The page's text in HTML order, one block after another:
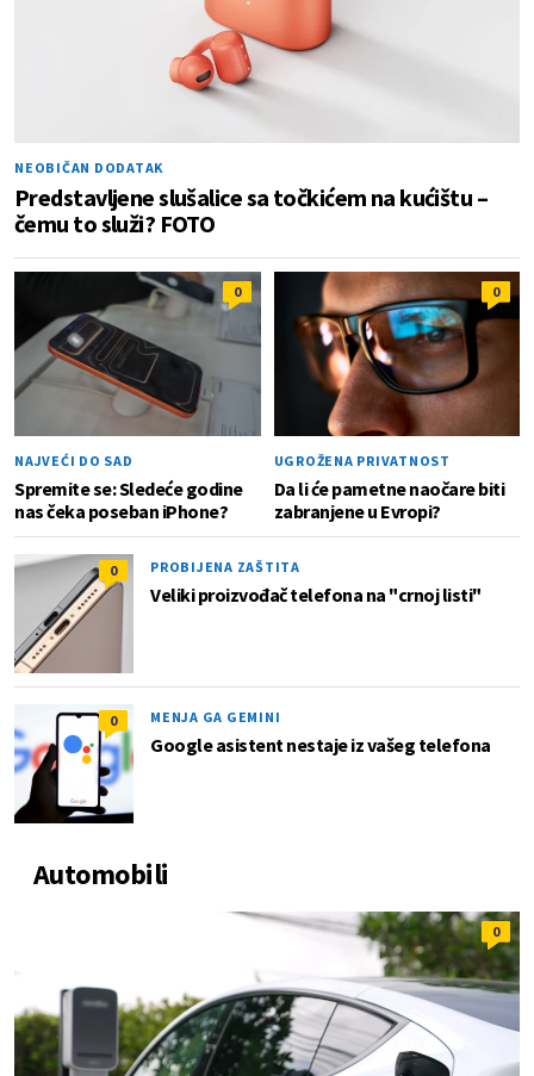
NEOBIČAN DODATAK
Predstavljene slušalice sa točkićem na kućištu –
čemu to služi? FOTO
0
NAJVEĆI DO SAD
Spremite se: Sledeće godine
nas čeka poseban iPhone?
0
UGROŽENA PRIVATNOST
Da li će pametne naočare biti
zabranjene u Evropi?
0 PROBIJENA ZAŠTITA
Veliki proizvođač telefona na "crnoj listi"
0 MENJA GA GEMINI
Google asistent nestaje iz vašeg telefona
Automobili
0